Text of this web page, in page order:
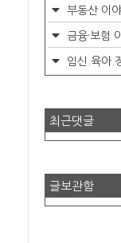
부동산 이야
금융·보험
임신.육아.
최근댓글
글보관함